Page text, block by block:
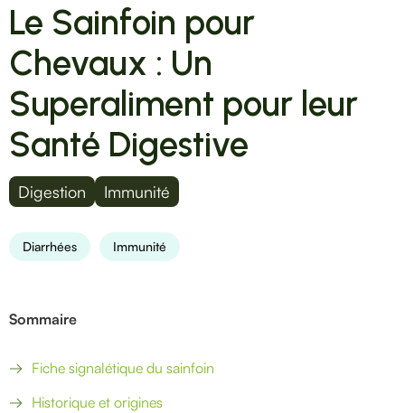
Le Sainfoin pour
Chevaux : Un
Superaliment pour leur
Santé Digestive
Digestion Immunité
Diarrhées Immunité
Sommaire
Fiche signalétique du sainfoin
Historique et origines